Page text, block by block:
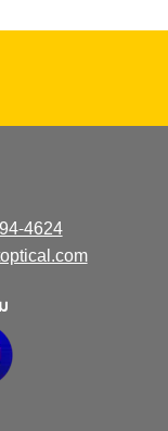
4624